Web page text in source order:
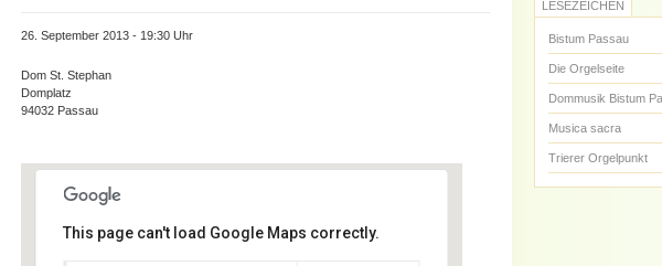
26. September 2013 - 19:30 Uhr
Dom St. Stephan
Domplatz
94032 Passau
This page can't load Google Maps correctly.
LESEZEICHEN
Bistum Passau
Die Orgelseite
Dommusik Bistum
Musica sacra
Trierer Orgelpunkt